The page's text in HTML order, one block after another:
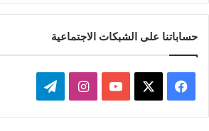
حساباتنا على الشبكات الاجتماعية
ي
X
Y
ن
ي